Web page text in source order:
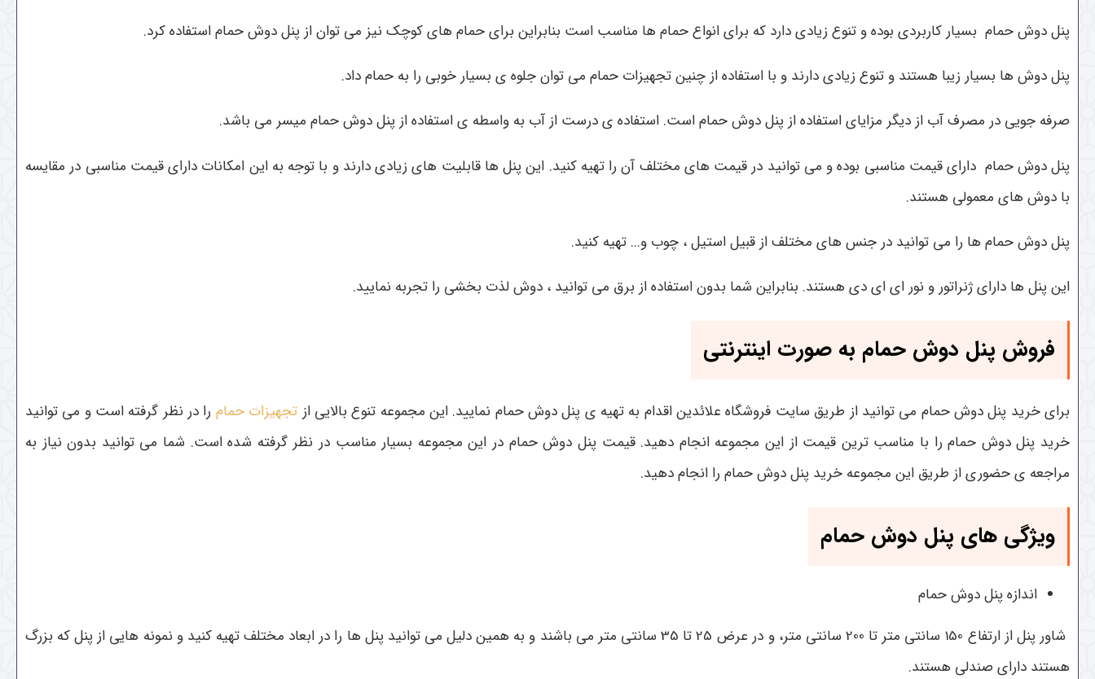
پنل دوش حمام بسیار کاربردی بوده و تنوع زیادی دارد که برای انواع حمام ها مناسب است بنابراین برای حمام های کوچک نیز می توان از پنل دوش حمام استفاده کرد.
پنل دوش ها بسیار زیبا هستند و تنوع زیادی دارند و با استفاده از چنین تجهیزات حمام می توان جلوه ی بسیار خوبی را به حمام داد.
صرفه جویی در مصرف آب از دیگر مزایای استفاده از پنل دوش حمام است. استفاده ی درست از آب به واسطه ی استفاده از پنل دوش حمام میسر می باشد.
پنل دوش حمام دارای قیمت مناسبی بوده و می توانید در قیمت های مختلف آن را تهیه کنید. این پنل ها قابلیت های زیادی دارند و با توجه به این امکانات دارای قیمت مناسبی در مقایسه
با دوش های معمولی هستند.
پنل دوش حمام ها را می توانید در جنس های مختلف از قبیل استیل ، چوب و... تهیه کنید.
این پنل ها دارای ژنراتور و نور ای ای دی هستند. بنابراین شما بدون استفاده از برق می توانید ، دوش لذت بخشی را تجربه نمایید.
فروش پنل دوش حمام به صورت اینترنتی
برای خرید پنل دوش حمام می توانید از طریق سایت فروشگاه علائدین اقدام به تهیه ی پنل دوش حمام نمایید. این مجموعه تنوع بالایی از تجهیزات حمام را در نظر گرفته است و می توانید
خرید پنل دوش حمام را با مناسب ترین قیمت از این مجموعه انجام دهید. قیمت پنل دوش حمام در این مجموعه بسیار مناسب در نظر گرفته شده است. شما می توانید بدون نیاز به
مراجعه ی حضوری از طریق این مجموعه خرید پنل دوش حمام را انجام دهید.
ویژگی های پنل دوش حمام
اندازه پنل دوش حمام
شاور پنل از ارتفاع 150 سانتی ‌متر تا 200 سانتی‌ متر، و در عرض 25 تا 35 سانتی ‎
متر می باشند و به همین دلیل می توانید پنل ها را در ابعاد مختلف تهیه کنید و نمونه هایی از پنل که بزرگ
هستند دارای صندلی هستند.